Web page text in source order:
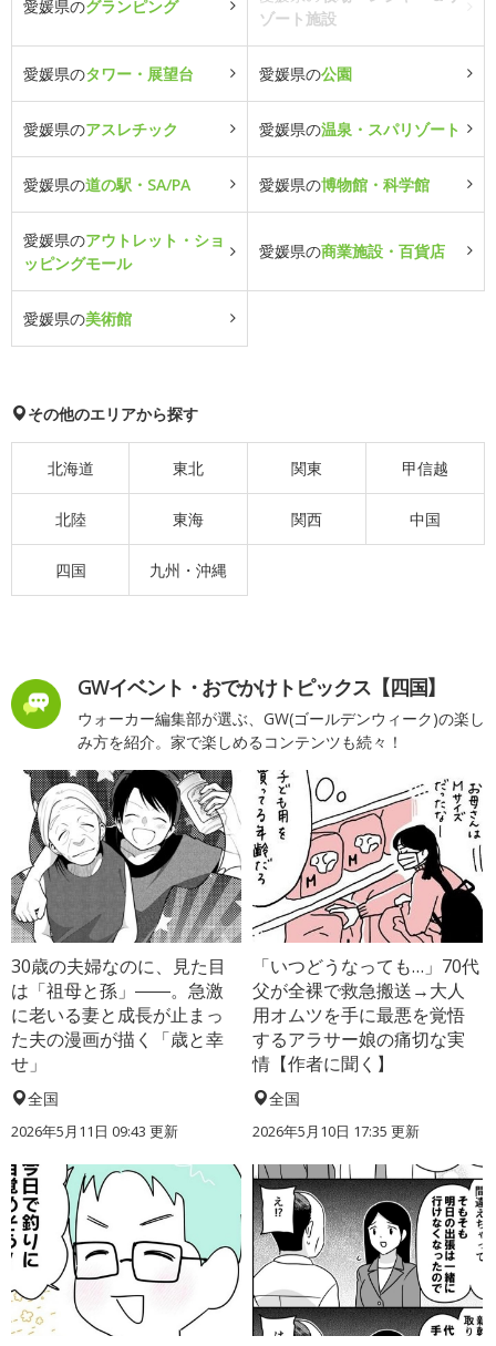
愛媛県のグランピング
ゾート施設
愛媛県のタワー・展望台 愛媛県の公園
愛媛県のアスレチック 愛媛県の温泉・スパリゾート
愛媛県の道の駅・SA/PA 愛媛県の博物館・科学館
愛媛県のアウトレット・ショ
ッピングモール
愛媛県の商業施設・百貨店
愛媛県の美術館
その他のエリアから探す
北海道 東北 関東 甲信越
北陸 東海 関西 中国
四国 九州・沖縄
GWイベント・おでかけトピックス【四国】
ウォーカー編集部が選ぶ、GW(ゴールデンウィーク)の楽し
み方を紹介。家で楽しめるコンテンツも続々！
30歳の夫婦なのに、見た目
は「祖母と孫」――。急激
に老いる妻と成長が止まっ
た夫の漫画が描く「歳と幸
せ」
全国
2026年5月11日 09:43 更新
「いつどうなっても…」70代
父が全裸で救急搬送→大人
用オムツを手に最悪を覚悟
するアラサー娘の痛切な実
情【作者に聞く】
全国
2026年5月10日 17:35 更新